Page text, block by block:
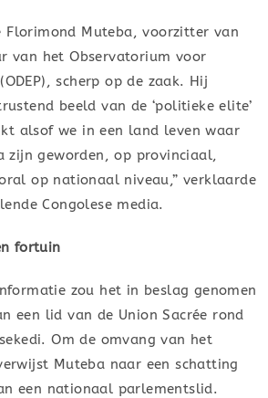
Florimond Muteba, voorzitter van
van het Observatorium voor
scherp op de zaak. Hij
beeld van de ‘politieke elite’
alsof we in een land leven waar
zijn geworden, op provinciaal,
op nationaal niveau,” verklaarde
Congolese media.
fortuin
zou het in beslag genomen
een lid van de Union Sacrée rond
Om de omvang van het
Muteba naar een schatting
een nationaal parlementslid.